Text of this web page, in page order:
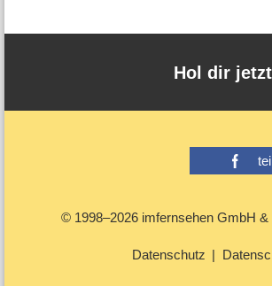
Hol dir
© 1998–2026 imfernsehen GmbH &
Datenschutz